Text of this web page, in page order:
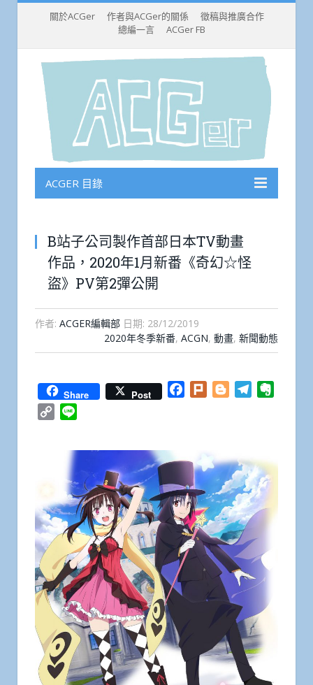
關於ACGer 作者與ACGer的關係
徵稿與推廣合作
總編一言
ACGer FB
ACGER 目錄
B站子公司製作首部日本TV動畫
作品，2020年1月新番《奇幻☆怪
盜》PV第2彈公開
作者: ACGER編輯部 日期: 28/12/2019
2020年冬季新番, ACGN, 動畫, 新聞動態
Share Post Facebook
Plurk BloggerTelegram
Copy